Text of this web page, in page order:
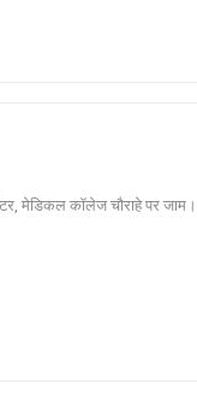
मेडिकल कॉलेज चौराहे पर